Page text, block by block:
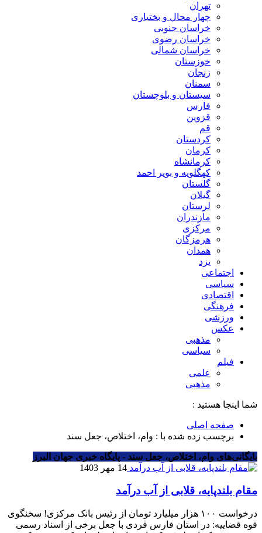
تهران
چهار محال و بختیاری
خراسان جنوبی
خراسان رضوی
خراسان شمالی
خوزستان
زنجان
سمنان
سیستان و بلوچستان
فارس
قزوین
قم
کردستان
کرمان
کرمانشاه
کهگلویه و بویر احمد
گلستان
گیلان
لرستان
مازندران
مرکزی
هرمزگان
همدان
یزد
اجتماعی
سیاسی
اقتصادی
فرهنگی
ورزشی
عکس
مذهبی
سیاسی
فیلم
علمی
مذهبی
شما اینجا هستید :
صفحه اصلی
برچسب زده شده با : وام، اختلاص، جعل سند
بایگانی‌های وام، اختلاص، جعل سند - پایگاه خبری جهان البرز
14 مهر 1403
مقام بلندپایه، قلابی از آب درآمد
درخواست ۱۰۰ هزار میلیارد تومان از رئیس بانک مرکزی! سخنگوی
قوه قضاییه: در استان فارس فردی با جعل برخی از اسناد رسمی